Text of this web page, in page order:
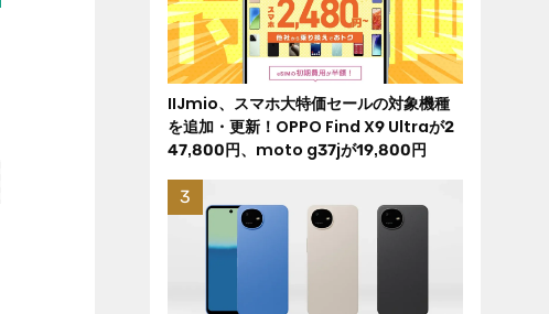
IIJmio、スマホ大特価セールの対象機種
を追加・更新！OPPO Find X9 Ultraが2
47,800円、moto g37jが19,800円